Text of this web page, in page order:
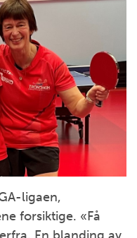
ligaen,
forsiktige. «Få